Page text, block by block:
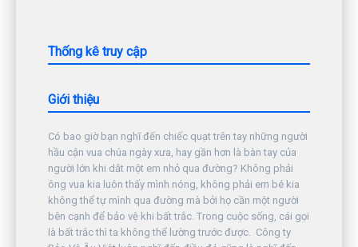
Thống kê truy cập
Giới thiệu
Có bao giờ bạn nghĩ đến chiếc quạt trên tay những người
hầu cận vua chúa ngày xưa, hay gần hơn là bàn tay của
người lớn khi dắt một em nhỏ qua đường? Không phải
ông vua kia luôn thấy mình nóng, không phải em bé kia
không thể tự mình qua đường mà bởi họ cần một người
bên cạnh để bảo vệ khi bất trắc. Trong cuộc sống, cái gọi
là bất trắc thì ta không thể lường trước được. Công ty